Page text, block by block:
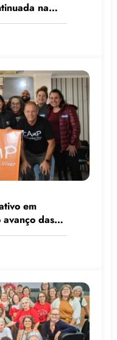
na
do MST, em
em
das